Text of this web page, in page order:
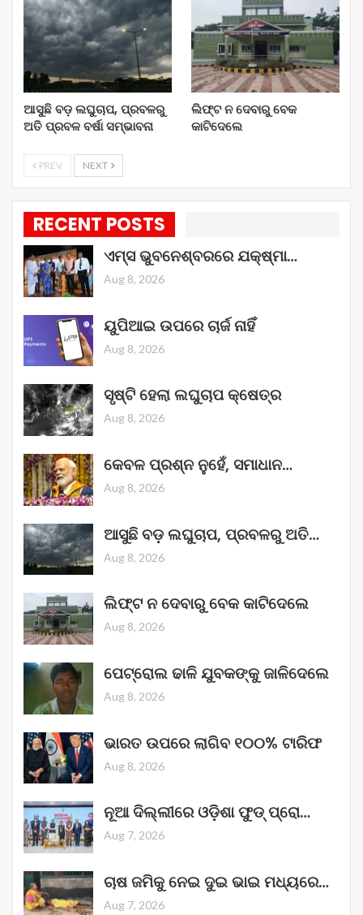
ଆସୁଛି ବଡ଼ ଲଘୁଚାପ, ପ୍ରବଳରୁ
ଅତି ପ୍ରବଳ ବର୍ଷା ସମ୍ଭାବନା
ଲିଫ୍ଟ ନ ଦେବାରୁ ବେକ
କାଟିଦେଲେ
PREV NEXT
RECENT POSTS
ଏମ୍ସ ଭୁବନେଶ୍ବରରେ ଯକ୍ଷ୍ମା…
Aug 8, 2026
ୟୁପିଆଇ ଉପରେ ଚାର୍ଜ ନାହିଁ
Aug 8, 2026
ସୃଷ୍ଟି ହେଲା ଲଘୁଚାପ କ୍ଷେତ୍ର
Aug 8, 2026
କେବଳ ପ୍ରଶ୍ନ ନୁହେଁ, ସମାଧାନ…
Aug 8, 2026
ଆସୁଛି ବଡ଼ ଲଘୁଚାପ, ପ୍ରବଳରୁ ଅତି…
Aug 8, 2026
ଲିଫ୍ଟ ନ ଦେବାରୁ ବେକ କାଟିଦେଲେ
Aug 8, 2026
ପେଟ୍ରୋଲ ଢାଳି ଯୁବକଙ୍କୁ ଜାଳିଦେଲେ
Aug 8, 2026
ଭାରତ ଉପରେ ଲାଗିବ ୧୦୦% ଟାରିଫ
Aug 8, 2026
ନୂଆ ଦିଲ୍ଲୀରେ ଓଡ଼ିଶା ଫୁଡ୍ ପ୍ରୋ…
Aug 7, 2026
ଚାଷ ଜମିକୁ ନେଇ ଦୁଇ ଭାଇ ମଧ୍ୟରେ…
Aug 7, 2026